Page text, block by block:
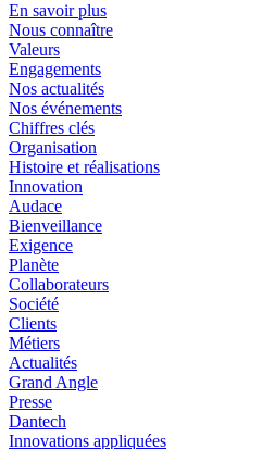
En savoir plus
Nous connaître
Valeurs
Engagements
Nos actualités
Nos événements
Chiffres clés
Organisation
Histoire et réalisations
Innovation
Audace
Bienveillance
Exigence
Planète
Collaborateurs
Société
Clients
Métiers
Actualités
Grand Angle
Presse
Dantech
Innovations appliquées